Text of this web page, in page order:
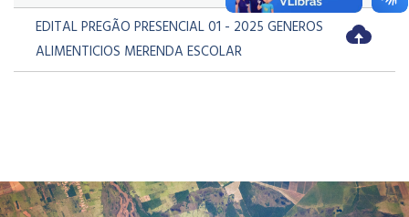
EDITAL PREGÃO PRESENCIAL 01 - 2025 GENEROS
ALIMENTICIOS MERENDA ESCOLAR